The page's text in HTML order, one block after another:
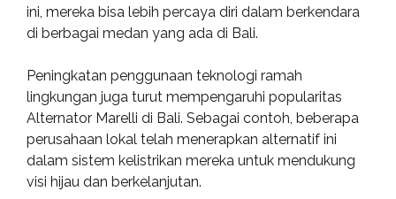
ini, mereka bisa lebih percaya diri dalam berkendara
di berbagai medan yang ada di Bali.
Peningkatan penggunaan teknologi ramah
lingkungan juga turut mempengaruhi popularitas
Alternator Marelli di Bali. Sebagai contoh, beberapa
perusahaan lokal telah menerapkan alternatif ini
dalam sistem kelistrikan mereka untuk mendukung
visi hijau dan berkelanjutan.